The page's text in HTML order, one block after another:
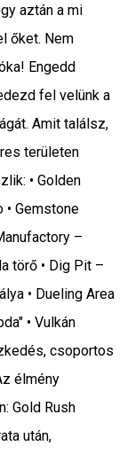
aztán a mi
őket. Nem
Engedd
fel velünk a
Amit találsz,
területen
• Golden
• Gemstone
–
törő • Dig Pit –
• Dueling Area
• Vulkán
csoportos
élmény
Gold Rush
után,